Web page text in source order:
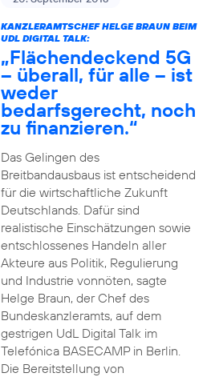
KANZLERAMTSCHEF HELGE BRAUN BEIM
UDL DIGITAL TALK:
„Flächendeckend 5G
– überall, für alle – ist
weder
bedarfsgerecht, noch
zu finanzieren.“
Das Gelingen des
Breitbandausbaus ist entscheidend
für die wirtschaftliche Zukunft
Deutschlands. Dafür sind
realistische Einschätzungen sowie
entschlossenes Handeln aller
Akteure aus Politik, Regulierung
und Industrie vonnöten, sagte
Helge Braun, der Chef des
Bundeskanzleramts, auf dem
gestrigen UdL Digital Talk im
Telefónica BASECAMP in Berlin.
Die Bereitstellung von